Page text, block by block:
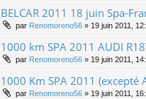
BELCAR 2011 18 juin Spa-
par Renomoreno56 » 19 juin 2011,
1000 km SPA 2011 AUDI
par Renomoreno56 » 19 juin 2011,
1000 Km SPA 2011 (excepté
par Renomoreno56 » 19 juin 2011,